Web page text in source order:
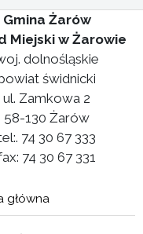
Gmina Żarów
Miejski w Żarowie
dolnośląskie
świdnicki
ul. Zamkowa 2
58-130 Żarów
74 30 67 333
74 30 67 331
główna